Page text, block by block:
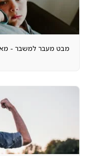
מבט מעבר למשבר -